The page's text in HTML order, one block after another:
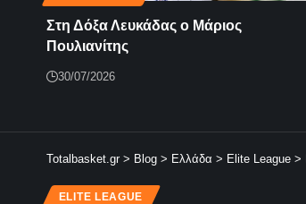
Στη Δόξα Λευκάδας ο Μάριος
Πουλιανίτης
30/07/2026
Totalbasket.gr > Blog > Ελλάδα > Elite League >
ELITE LEAGUE